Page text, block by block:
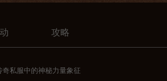
攻略
奇私服中的神秘力量象征